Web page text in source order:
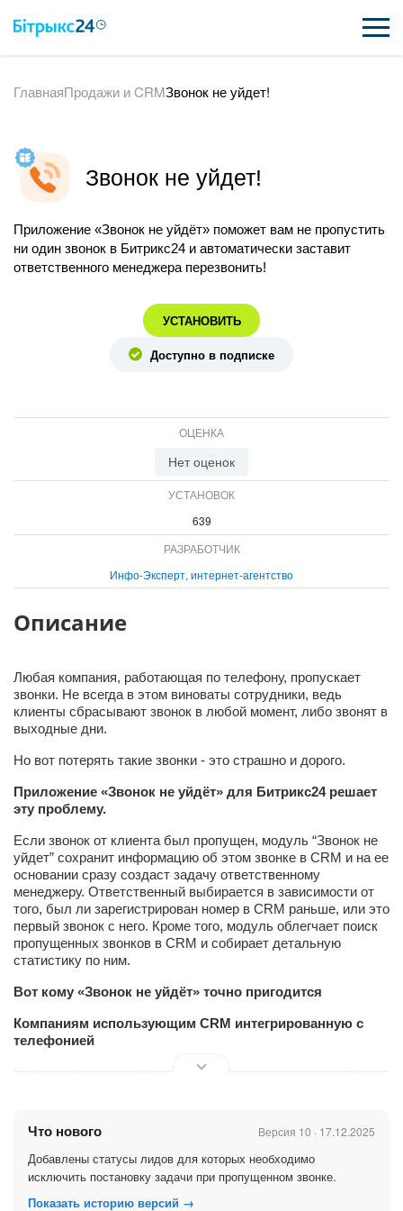
ВОЗМОЖНОСТИ
ИНТЕГРАЦИИ
ПОЛЕЗНОЕ
ВХОД
ВХОД
ГлавнаяПродажи и CRMЗвонок не уйдет!
Звонок не уйдет!
Приложение «Звонок не уйдёт» поможет вам не пропустить
ни один звонок в Битрикс24 и автоматически заставит
ответственного менеджера перезвонить!
УСТАНОВИТЬ
Доступно в подписке
ОЦЕНКА
Нет оценок
УСТАНОВОК
639
РАЗРАБОТЧИК
Инфо-Эксперт, интернет-агентство
Описание
Любая компания, работающая по телефону, пропускает
звонки. Не всегда в этом виноваты сотрудники, ведь
клиенты сбрасывают звонок в любой момент, либо звонят в
выходные дни.
Но вот потерять такие звонки - это страшно и дорого.
Приложение «Звонок не уйдёт» для Битрикс24 решает
эту проблему.
Если звонок от клиента был пропущен, модуль “Звонок не
уйдет” сохранит информацию об этом звонке в CRM и на ее
основании сразу создаст задачу ответственному
менеджеру. Ответственный выбирается в зависимости от
того, был ли зарегистрирован номер в CRM раньше, или это
первый звонок с него. Кроме того, модуль облегчает поиск
пропущенных звонков в CRM и собирает детальную
статистику по ним.
Вот кому «Звонок не уйдёт» точно пригодится
Компаниям использующим CRM интегрированную с
телефонией
Битрикс прячет некоторые звонки от ваших клиентов так
Модуль «Звонок не уйдёт» ускорит поиск пропущенных
звонков в Битрикс24 и автоматизирует их обработку.
Менеджерам по работе с клиентами
Что нового Версия 10 · 17.12.2025
Добавлены статусы лидов для которых необходимо
исключить постановку задачи при пропущенном звонке.
Показать историю версий →